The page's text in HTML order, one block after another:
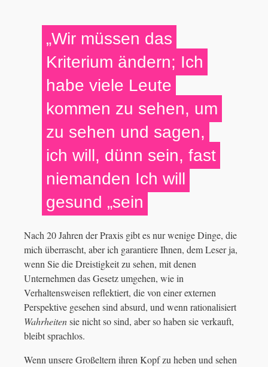
„Wir müssen das
Kriterium ändern; Ich
habe viele Leute
kommen zu sehen, um
zu sehen und sagen,
ich will, dünn sein, fast
niemanden Ich will
gesund „sein
Nach 20 Jahren der Praxis gibt es nur wenige Dinge, die
mich überrascht, aber ich garantiere Ihnen, dem Leser ja,
wenn Sie die Dreistigkeit zu sehen, mit denen
Unternehmen das Gesetz umgehen, wie in
Verhaltensweisen reflektiert, die von einer externen
Perspektive gesehen sind absurd, und wenn rationalisiert
Wahrheitensie nicht so sind, aber so haben sie verkauft,
bleibt sprachlos.
Wenn unsere Großeltern ihren Kopf zu heben und sehen